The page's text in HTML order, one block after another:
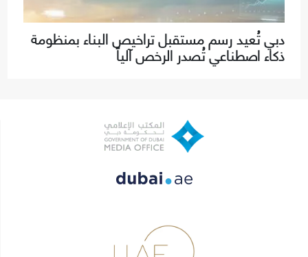
دبي تُعيد رسم مستقبل تراخيص البناء بمنظومة
ذكاء اصطناعي تُصدر الرخص آلياً